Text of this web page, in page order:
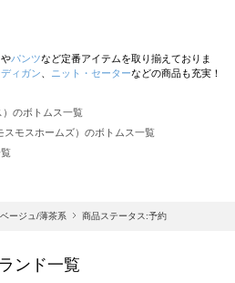
やパンツなど定番アイテムを取り揃えておりま
ィガン ニット・セーターなどの商品も充実！
のボトムス一覧
モスホームズ）のボトムス一覧
バイサマンサモスモス）のボトムス一覧
ス ブルー）のボトムス一覧
一覧
ベージュ/薄茶系 商品ステータス:予約
ンド一覧